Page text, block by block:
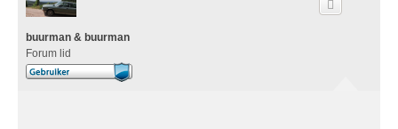
buurman & buurman
Forum lid